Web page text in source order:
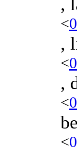
<
,
<
,
<
<